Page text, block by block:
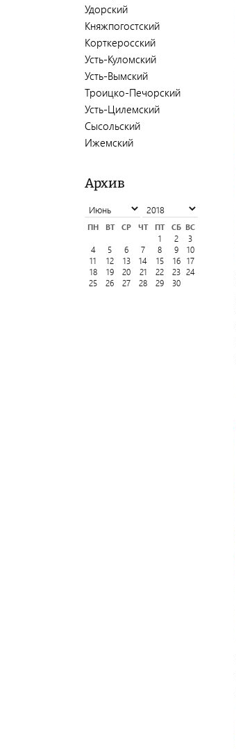
Удорский
Княжпогостский
Корткеросский
Усть-Куломский
Усть-Вымский
Троицко-Печорский
Усть-Цилемский
Сысольский
Ижемский
Архив
ПН ВТ СР ЧТ ПТ СБ ВС
1
2
3
4
5 6 7 8 9
10
11
12 13 14 15 16
17
18
19 20 21 22 23 24
25
26 27 28 29 30